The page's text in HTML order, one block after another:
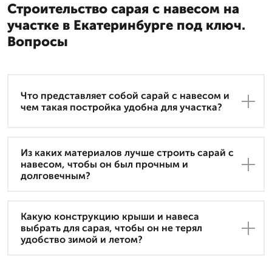
Строительство сарая с навесом на
участке в Екатеринбурге под ключ.
Вопросы
Что представляет собой сарай с навесом и
чем такая постройка удобна для участка?
Из каких материалов лучше строить сарай с
навесом, чтобы он был прочным и
долговечным?
Какую конструкцию крыши и навеса
выбрать для сарая, чтобы он не терял
удобство зимой и летом?